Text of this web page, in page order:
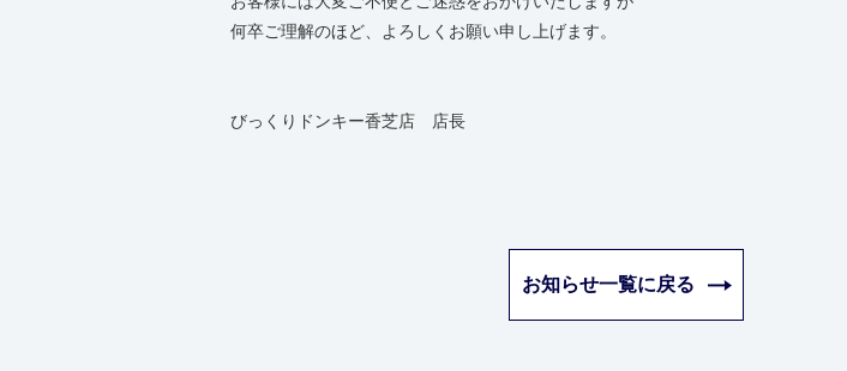
何卒ご理解のほど、よろしくお願い申し上げます。
びっくりドンキー香芝店 店長
お知らせ一覧に戻る